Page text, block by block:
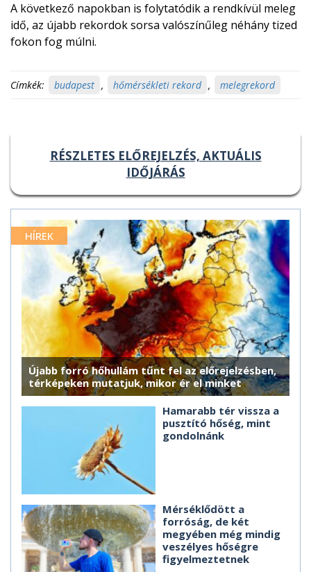
A következő napokban is folytatódik a rendkívül meleg
idő, az újabb rekordok sorsa valószínűleg néhány tized
fokon fog múlni.
Címkék: budapest , hőmérsékleti rekord , melegrekord
RÉSZLETES ELŐREJELZÉS, AKTUÁLIS
IDŐJÁRÁS
HÍREK
Újabb forró hőhullám tűnt fel az előrejelzésben,
térképeken mutatjuk, mikor ér el minket
Hamarabb tér vissza a
pusztító hőség, mint
gondolnánk
Mérséklődött a
forróság, de két
megyében még mindig
veszélyes hőségre
figyelmeztetnek